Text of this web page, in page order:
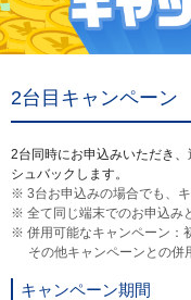
2台目キャンペーン
2台同時にお申込みいただき
シュバックします。
※ 3台お申込みの場合でも、
※ 全て同じ端末でのお申込み
※ 併用可能なキャンペーン：
その他キャンペーンとの併
キャンペーン期間